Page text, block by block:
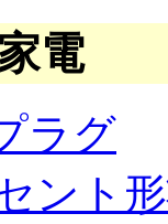
電
ラグ
ント